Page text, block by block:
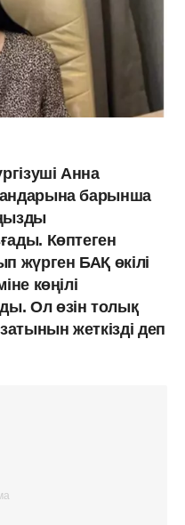
Анна
барынша
Көптеген
жүрген БАҚ өкілі
көңілі
Ол өзін толық
жеткізді деп